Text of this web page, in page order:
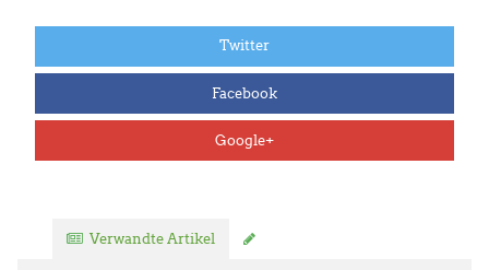
Twitter
Facebook
Google+
Verwandte Artikel